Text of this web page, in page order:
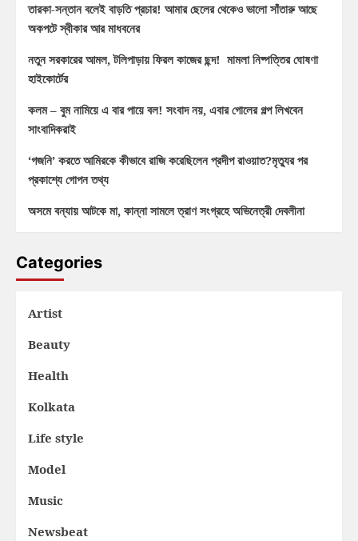
তারকা-সন্তান বলেই বাড়তি প্রচার! আমার ছেলের থেকেও ভালো সাঁতারু আছে
অকপটে স্বীকার আর মাধবনের
নতুন সরকারের আমল, টলিপাড়ায় ফিরল কাজের ছন্দ! মামলা নিষ্পত্তির ঘোষণা
হাইকোর্টের
কলম – বুম নামিয়ে এ বার পায়ে বল! সংবাদ নয়, এবার গোলের গল্প লিখবেন
সাংবাদিকরাই
‘গজনি’ করতে আমিরকে কীভাবে রাজি করেছিলেন প্রদীপ রাওয়াত?মৃত্যুর পর
প্রকাশ্যে গোপন তথ্য
অসমে বন্যায় আটকে মা, কান্না সামলে ত্রাণ সংগ্রহে অভিনেত্রী দেবলীনা
Categories
Artist
Beauty
Health
Kolkata
Life style
Model
Music
Newsbeat